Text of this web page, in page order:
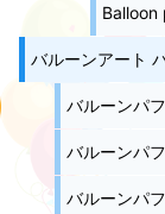
Balloon
バルーンアート
バルーンパ
バルーンパ
バルーンパ